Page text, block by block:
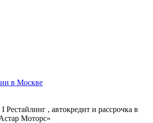
в Москве
Рестайлинг , автокредит и рассрочка в
Моторс»